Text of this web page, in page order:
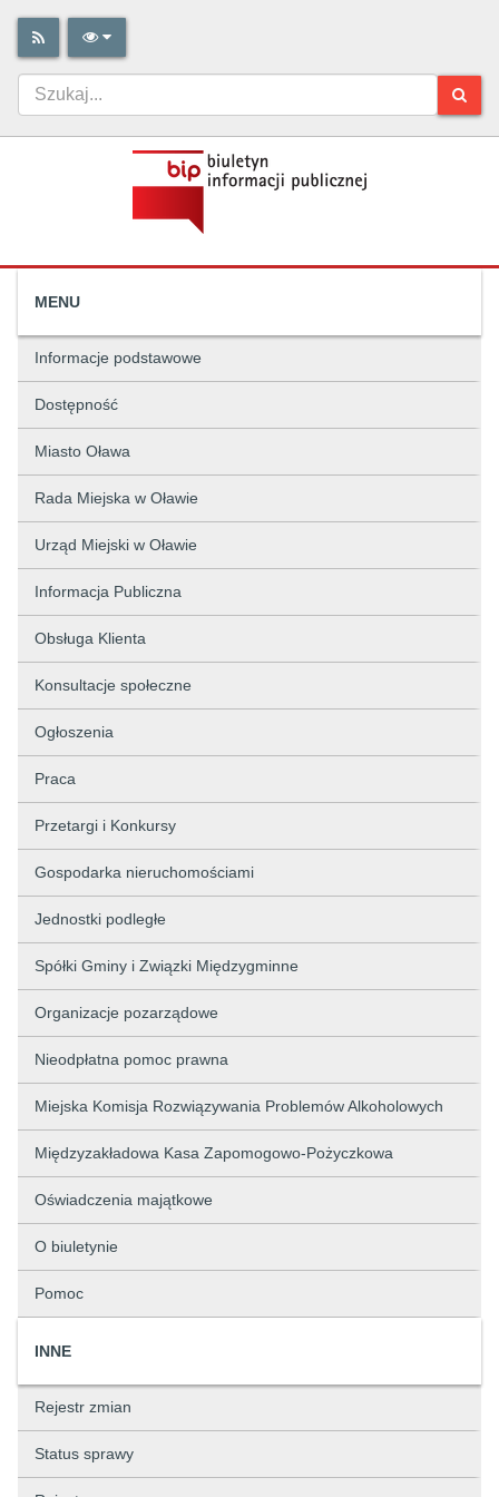
MENU
Informacje podstawowe
Dostępność
Miasto Oława
Rada Miejska w Oławie
Urząd Miejski w Oławie
Informacja Publiczna
Obsługa Klienta
Konsultacje społeczne
Ogłoszenia
Praca
Przetargi i Konkursy
Gospodarka nieruchomościami
Jednostki podległe
Spółki Gminy i Związki Międzygminne
Organizacje pozarządowe
Nieodpłatna pomoc prawna
Miejska Komisja Rozwiązywania Problemów Alkoholowych
Międzyzakładowa Kasa Zapomogowo-Pożyczkowa
Oświadczenia majątkowe
O biuletynie
Pomoc
INNE
Rejestr zmian
Status sprawy